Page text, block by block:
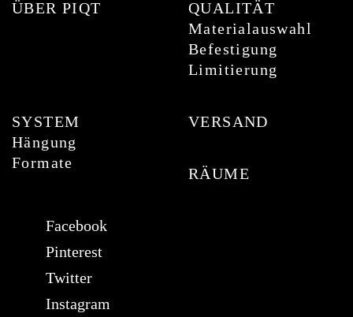
ÜBER PIQT
QUALITÄT
Materialauswahl
Befestigung
Limitierung
SYSTEM
Hängung
Formate
VERSAND
RÄUME
Facebook
Pinterest
Twitter
Instagram